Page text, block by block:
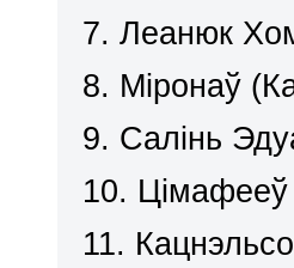
7. Леанюк
8. Міронаў
9. Салінь
10. Цімафееў
11.